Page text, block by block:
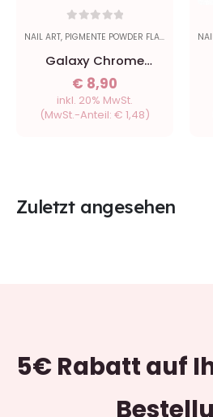
NAIL ART, PIGMENTE POWDER FLAKES
Galaxy Chrome
Powder - Purple #1
€ 8,90
inkl. 20% MwSt.
(MwSt.-Anteil: € 1,48)
Zuletzt angesehen
5€ Rabattauf